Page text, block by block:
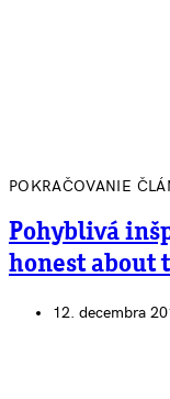
POKRAČOVANIE
Pohyblivá
honest about
12. decembra